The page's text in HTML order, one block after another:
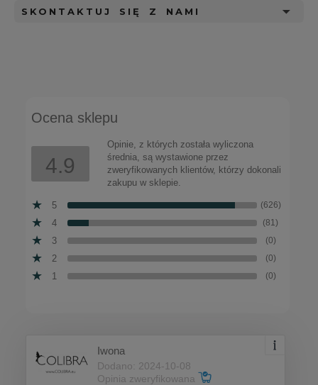
SKONTAKTUJ SIĘ Z NAMI
Ocena sklepu
4.9
Opinie, z których została wyliczona
średnia, są wystawione przez
zweryfikowanych klientów, którzy dokonali
zakupu w sklepie.
5 (626)
4 (81)
3 (0)
2 (0)
1 (0)
Iwona
Dodano: 2024-10-08
Opinia zweryfikowana